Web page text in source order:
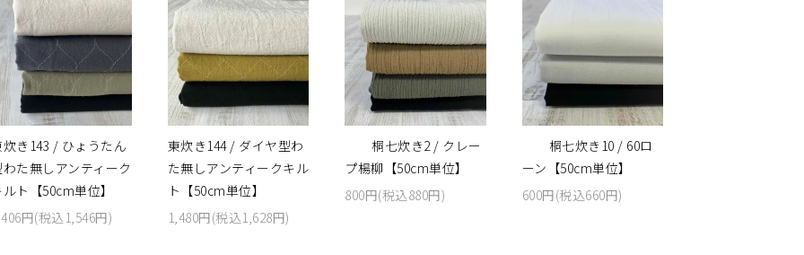
炊き143 / ひょうたん
た無しアンティーク
ト【50cm単位】
円(税込1,546円)
東炊き144 / ダイヤ型わ
た無しアンティークキル
ト【50cm単位】
1,480円(税込1,628円)
桐七炊き2 / クレー
プ楊柳【50cm単位】
800円(税込880円)
桐七炊き10 / 60ロ
ーン【50cm単位】
600円(税込660円)